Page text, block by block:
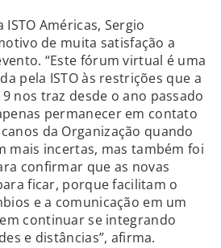
Américas, Sergio
de muita satisfação a
“Este fórum virtual é uma
pela ISTO às restrições que a
nos traz desde o ano passado
permanecer em contato
da Organização quando
mais incertas, mas também foi
confirmar que as novas
ficar, porque facilitam o
e a comunicação em um
continuar se integrando
e distâncias”, afirma.